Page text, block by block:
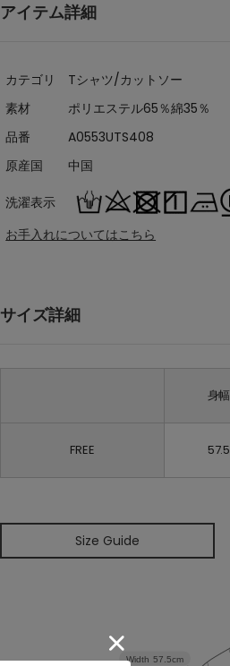
アイテム詳細
カテゴリ
Tシャツ/カットソー
素材
ポリエステル65％綿35％
品番
A0553UTS408
原産国
中国
洗濯表示
お手入れについてはこちら
サイズ詳細
身幅
FREE 57.5
Size Guide
Width 57.5cm